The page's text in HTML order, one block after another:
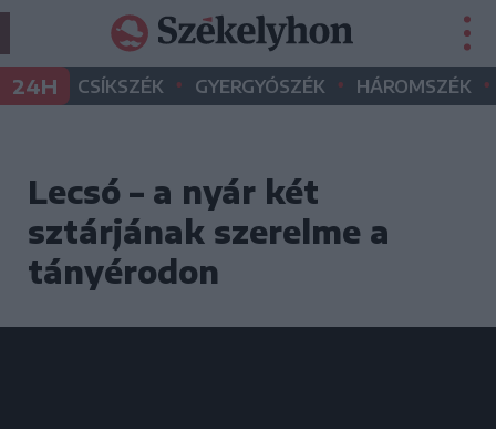
24H CSÍKSZÉK • GYERGYÓSZÉK • HÁROMSZÉK •
Lecsó – a nyár két
sztárjának szerelme a
tányérodon